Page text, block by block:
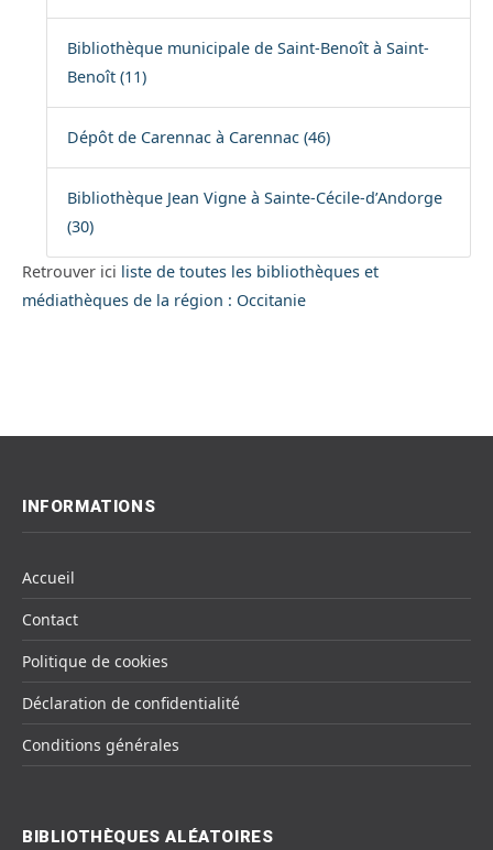
Bibliothèque municipale de Saint-Benoît à Saint-
Benoît (11)
Dépôt de Carennac à Carennac (46)
Bibliothèque Jean Vigne à Sainte-Cécile-d’Andorge
(30)
Retrouver ici liste de toutes les bibliothèques et
médiathèques de la région : Occitanie
INFORMATIONS
Accueil
Contact
Politique de cookies
Déclaration de confidentialité
Conditions générales
BIBLIOTHÈQUES ALÉATOIRES